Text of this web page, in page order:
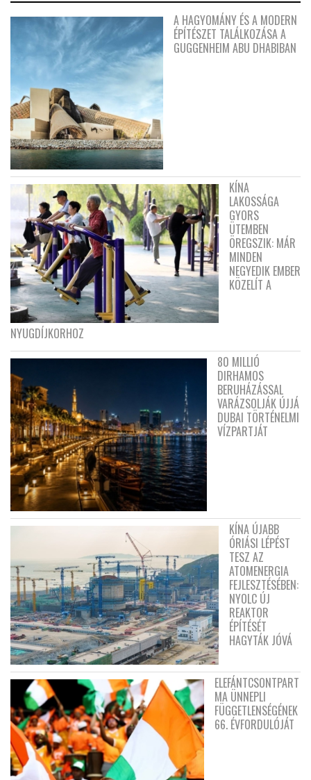
A HAGYOMÁNY ÉS A MODERN
ÉPÍTÉSZET TALÁLKOZÁSA A
GUGGENHEIM ABU DHABIBAN
KÍNA
LAKOSSÁGA
GYORS
ÜTEMBEN
ÖREGSZIK: MÁR
MINDEN
NEGYEDIK EMBER
KÖZELÍT A
NYUGDÍJKORHOZ
80 MILLIÓ
DIRHAMOS
BERUHÁZÁSSAL
VARÁZSOLJÁK ÚJJÁ
DUBAI TÖRTÉNELMI
VÍZPARTJÁT
KÍNA ÚJABB
ÓRIÁSI LÉPÉST
TESZ AZ
ATOMENERGIA
FEJLESZTÉSÉBEN:
NYOLC ÚJ
REAKTOR
ÉPÍTÉSÉT
HAGYTÁK JÓVÁ
ELEFÁNTCSONTPART
MA ÜNNEPLI
FÜGGETLENSÉGÉNEK
66. ÉVFORDULÓJÁT